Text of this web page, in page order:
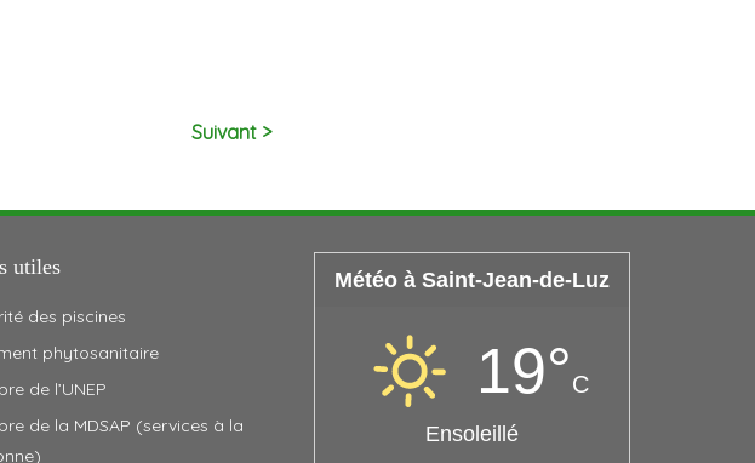
Suivant >
utiles
des piscines
phytosanitaire
de l’UNEP
de la MDSAP (services à la
Météo à Saint-Jean-de-Luz
19°C
Ensoleillé